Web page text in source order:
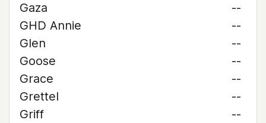
Gaza
--
GHD Annie
--
Glen
--
Goose
--
Grace
--
Grettel
--
Griff
--